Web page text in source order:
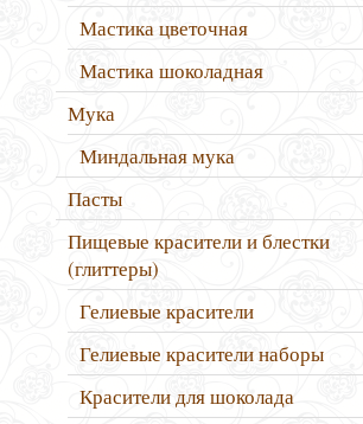
Мастика цветочная
Мастика шоколадная
Мука
Миндальная мука
Пасты
Пищевые красители и блестки
(глиттеры)
Гелиевые красители
Гелиевые красители наборы
Красители для шоколада